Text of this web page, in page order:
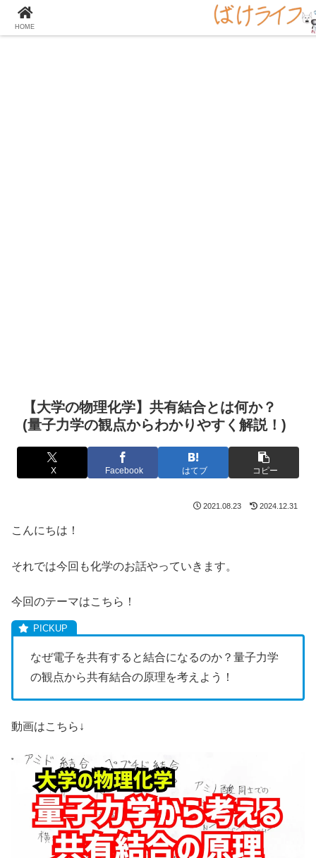
大学の化学をとことん楽しむサイト！
【大学の物理化学】共有結合とは何か？
(量子力学の観点からわかりやすく解説！)
X Facebook はてブ コピー
2021.08.23 2024.12.31
こんにちは！
それでは今回も化学のお話やっていきます。
今回のテーマはこちら！
なぜ電子を共有すると結合になるのか？量子力学
の観点から共有結合の原理を考えよう！
動画はこちら↓
HOME